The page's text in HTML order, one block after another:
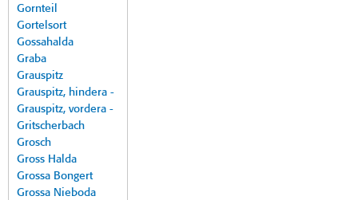
Gornteil
Gortelsort
Gossahalda
Graba
Grauspitz
Grauspitz, hindera -
Grauspitz, vordera -
Gritscherbach
Grosch
Gross Halda
Grossa Bongert
Grossa Nieboda